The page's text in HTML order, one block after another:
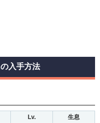
入手方法
Lv. 生息